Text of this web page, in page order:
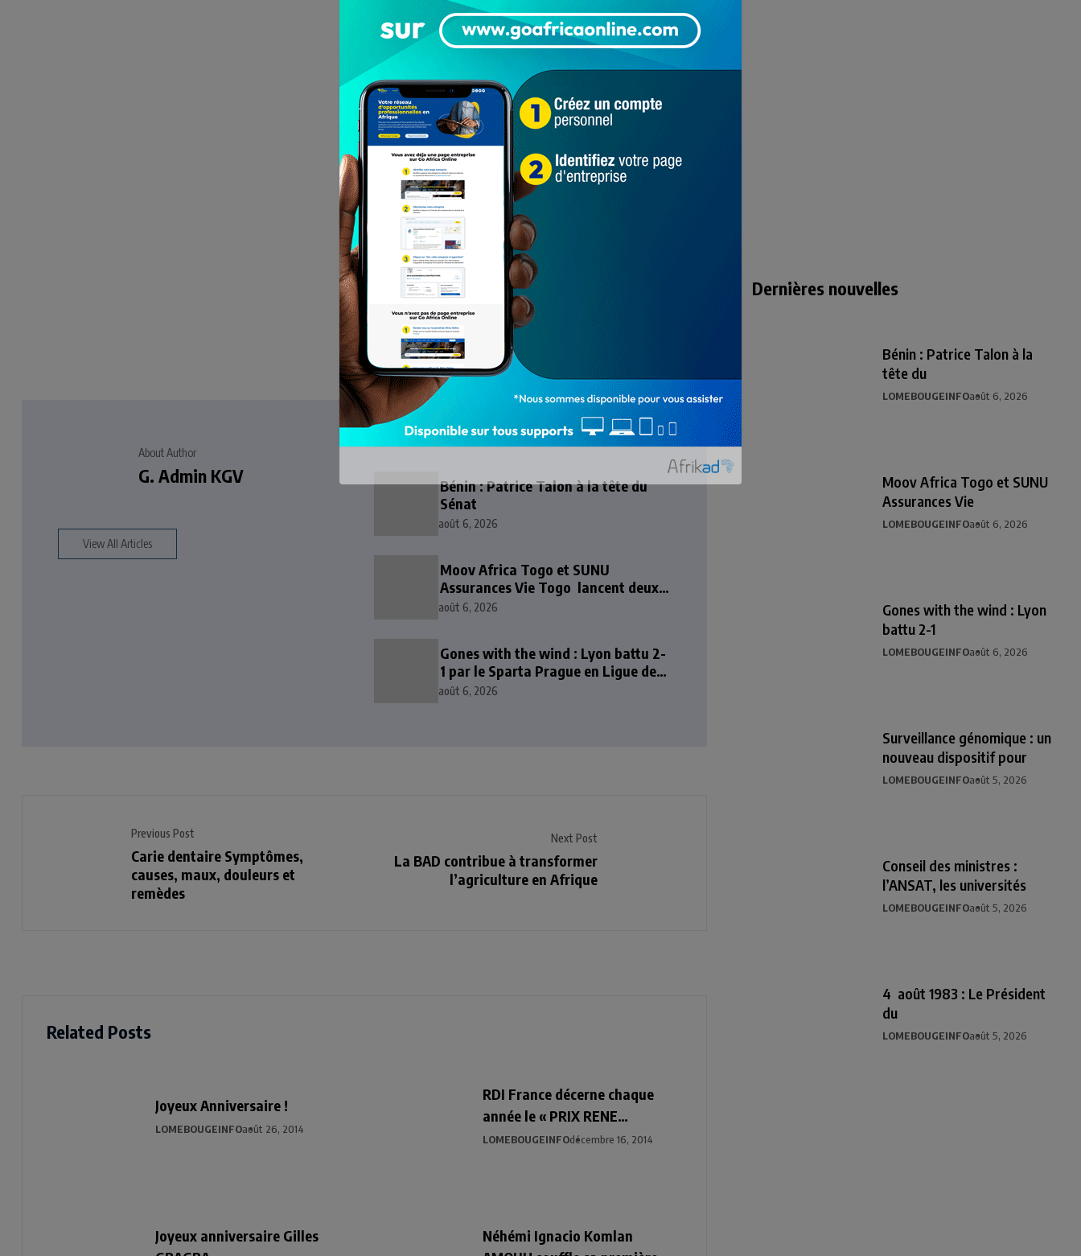
About Author
G. Admin KGV
View All Articles
Lire plus de cet auteur !
Bénin : Patrice Talon à la tête du
Sénat
août 6, 2026
Moov Africa Togo et SUNU
Assurances Vie Togo lancent deux
solutions d’épargne et de
août 6, 2026
Gones with the wind : Lyon battu 2-
1 par le Sparta Prague en Ligue des
champions
août 6, 2026
Previous Post
Carie dentaire Symptômes,
causes, maux, douleurs et
remèdes
Next Post
La BAD contribue à transformer
l’agriculture en Afrique
Related Posts
Joyeux Anniversaire !
LOMEBOUGEINFOaoût 26, 2014
RDI France décerne chaque
année le « PRIX RENE
DESCAMPS INTERNATIONAL »
LOMEBOUGEINFOdécembre 16, 2014
Joyeux anniversaire Gilles
Néhémi Ignacio Komlan
Dernières nouvelles
Bénin : Patrice Talon à la
tête du
LOMEBOUGEINFOaoût 6, 2026
Moov Africa Togo et SUNU
Assurances Vie
LOMEBOUGEINFOaoût 6, 2026
Gones with the wind : Lyon
battu 2-1
LOMEBOUGEINFOaoût 6, 2026
Surveillance génomique : un
nouveau dispositif pour
LOMEBOUGEINFOaoût 5, 2026
Conseil des ministres :
l’ANSAT, les universités
LOMEBOUGEINFOaoût 5, 2026
4 août 1983 : Le Président
du
LOMEBOUGEINFOaoût 5, 2026